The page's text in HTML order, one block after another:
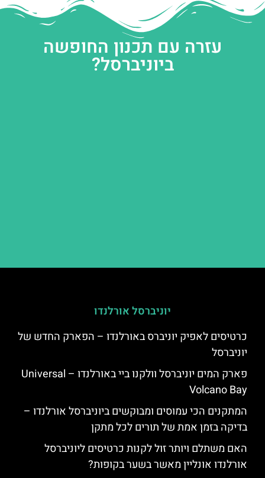
עזרה עם תכנון החופשה
ביוניברסל?
יוניברסל אורלנדו
כרטיסים לאפיק יוניברס באורלנדו – הפארק החדש של
יוניברסל
פארק המים יוניברסל וולקנו ביי באורלנדו – Universal
Volcano Bay
המתקנים הכי עמוסים ומבוקשים ביוניברסל אורלנדו –
בדיקה בזמן אמת של תורים לכל מתקן
האם משתלם ויותר זול לקנות כרטיסים ליוניברסל
אורלנדו אונליין מאשר בשער בקופות?